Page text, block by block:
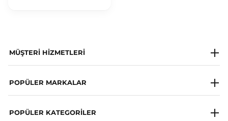
MÜŞTERI HIZMETLERI
Whatsapp Destek Hattı
Sıkça Sorulan Sorular
POPÜLER MARKALAR
POPÜLER KATEGORILER